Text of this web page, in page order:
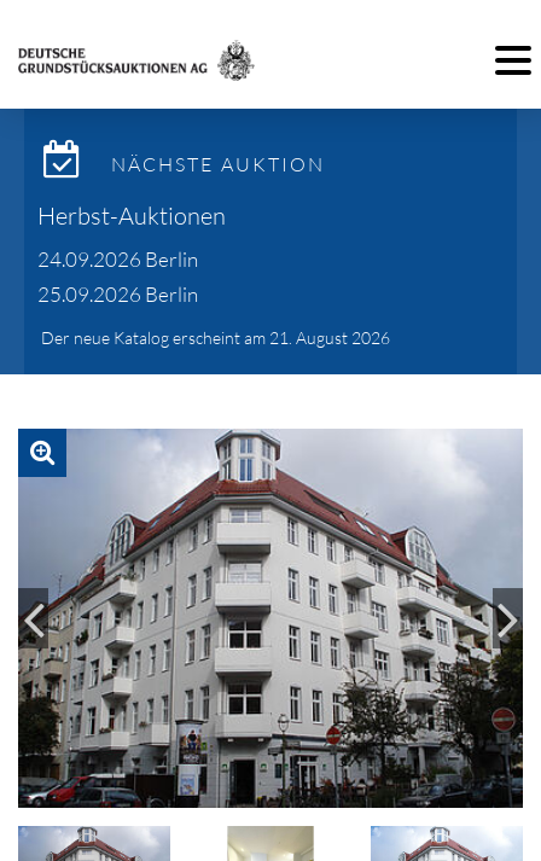
NÄCHSTE AUKTION
Herbst-Auktionen
24.09.2026 Berlin
25.09.2026 Berlin
Der neue Katalog erscheint am 21. August 2026